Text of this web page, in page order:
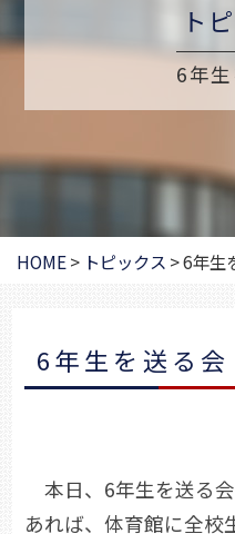
ス
プ
ト
6年
HOME> トピックス >6年生
6年生を送る会
本日、6年生を送る
あれば、体育館に全校